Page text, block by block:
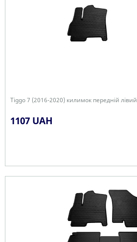
Tiggo 7 (2016-2020) килимок передній лівий
1107 UAH